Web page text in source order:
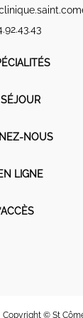
NOUS
LIGNE
Copyright © St